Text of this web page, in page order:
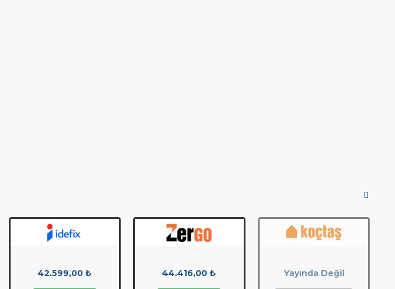
42.599,00 ₺ 44.416,00 ₺ Yayında Değil